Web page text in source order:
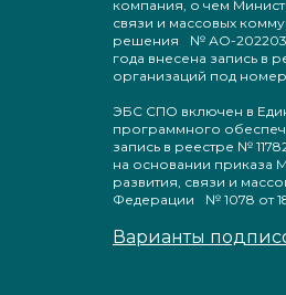
компания, о чем
связи и массовых
решения № АО-
года внесена запись в
организаций под
ЭБС СПО включен в
программного
запись в реестре №
на основании приказа
развития, связи и
Федерации № 1078 от
Варианты